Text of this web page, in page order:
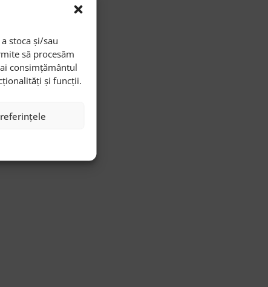
stoca și/sau
să procesăm
consimțământul
și funcții.